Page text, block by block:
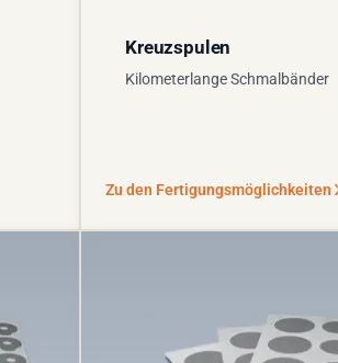
Kreuzspulen
Kilometerlange Schmalbänder
Zu den Fertigungsmöglichkeiten